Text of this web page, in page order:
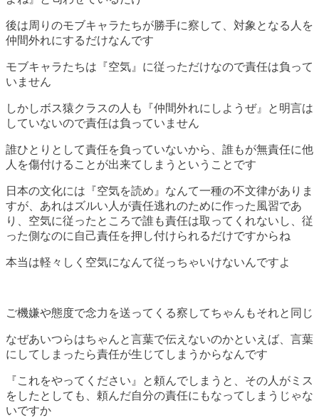
後は周りのモブキャラたちが勝手に察して、対象となる人を
仲間外れにするだけなんです
モブキャラたちは『空気』に従っただけなので責任は負って
いません
しかしボス猿クラスの人も『仲間外れにしようぜ』と明言は
していないので責任は負っていません
誰ひとりとして責任を負っていないから、誰もが無責任に他
人を傷付けることが出来てしまうということです
日本の文化には『空気を読め』なんて一種の不文律がありま
すが、あれはズルい人が責任逃れのために作った風習であ
り、空気に従ったところで誰も責任は取ってくれないし、従
った側なのに自己責任を押し付けられるだけですからね
本当は軽々しく空気になんて従っちゃいけないんですよ
ご機嫌や態度で念力を送ってくる察してちゃんもそれと同じ
なぜあいつらはちゃんと言葉で伝えないのかといえば、言葉
にしてしまったら責任が生じてしまうからなんです
『これをやってください』と頼んでしまうと、その人がミス
をしたとしても、頼んだ自分の責任にもなってしまうじゃな
いですか